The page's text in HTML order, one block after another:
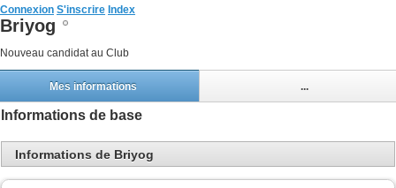
Connexion S'inscrire Index
Briyog
Nouveau candidat au Club
Mes informations ...
Informations de base
Informations de Briyog